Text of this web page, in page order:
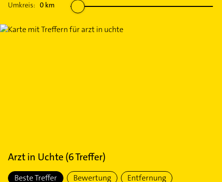
Umkreis: 0 km
Arztin Uchte(6Treffer)
Beste Treffer Bewertung Entfernung